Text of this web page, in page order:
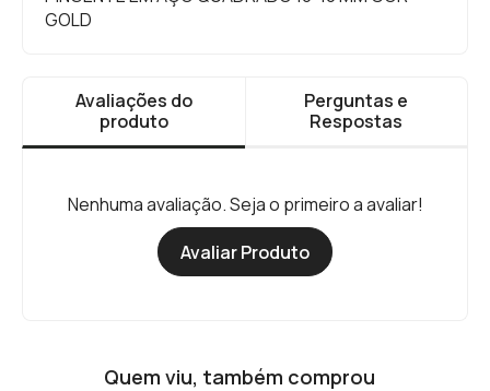
GOLD
Avaliações do
produto
Perguntas e
Respostas
Nenhuma avaliação. Seja o primeiro a avaliar!
Avaliar Produto
Quem viu, também comprou